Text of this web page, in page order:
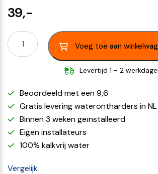
39,-
Voeg toe aan
Levertijd 1 - 2
Beoordeeld met een 9,6
Gratis levering waterontharders in NL
Binnen 3 weken geïnstalleerd
Eigen installateurs
100% kalkvrij water
Vergelijk